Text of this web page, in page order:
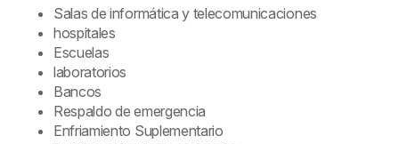
Salas de informática y telecomunicaciones
hospitales
Escuelas
laboratorios
Bancos
Respaldo de emergencia
Enfriamiento Suplementario